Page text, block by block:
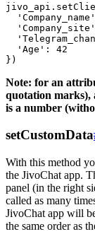
  'Age': 42
Note: for an
quotation
is a number
setCustomData
With this method
the JivoChat app.
panel (in the right
called as many
JivoChat app will
the same order as